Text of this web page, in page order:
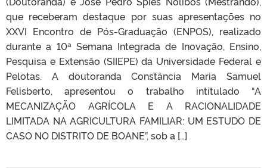
que receberam destaque por suas apresentações no
XXVI Encontro de Pós-Graduação (ENPOS), realizado
durante a 10ª Semana Integrada de Inovação, Ensino,
Pesquisa e Extensão (SIIEPE) da Universidade Federal e
Pelotas. A doutoranda Constância Maria Samuel
Felisberto, apresentou o trabalho intitulado “A
MECANIZAÇÃO AGRÍCOLA E A RACIONALIDADE
LIMITADA NA AGRICULTURA FAMILIAR: UM ESTUDO DE
CASO NO DISTRITO DE BOANE”, sob a […]